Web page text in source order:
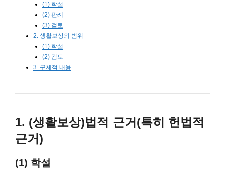
(1) 학설
(2) 판례
(3) 검토
2. 생활보상의 범위
(1) 학설
(2) 검토
3. 구체적 내용
1. (생활보상)법적 근거(특히 헌법적
근거)
(1) 학설